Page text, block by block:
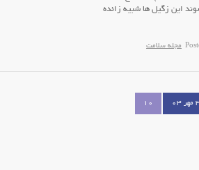
این زگیل ها شبیه زائده
مجله سلامت
۰۳ 10